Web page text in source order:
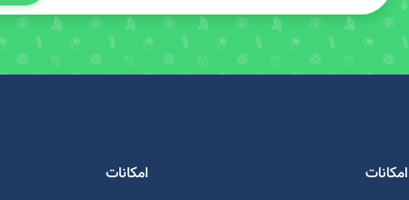
امکانات امکانات